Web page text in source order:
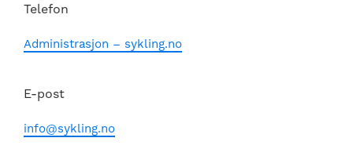
Telefon
Administrasjon – sykling.no
E-post
info@sykling.no